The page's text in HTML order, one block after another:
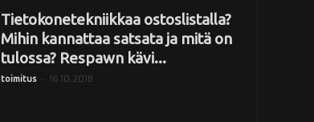
Tietokonetekniikkaa ostoslistalla?
Mihin kannattaa satsata ja mitä on
tulossa? Respawn kävi...
toimitus - 16.10.2018